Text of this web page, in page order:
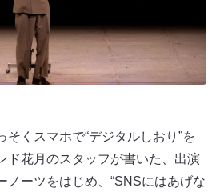
そくスマホで“デジタルしおり”を
ド花月のスタッフが書いた、出演
ノーツをはじめ、“SNSにはあげな